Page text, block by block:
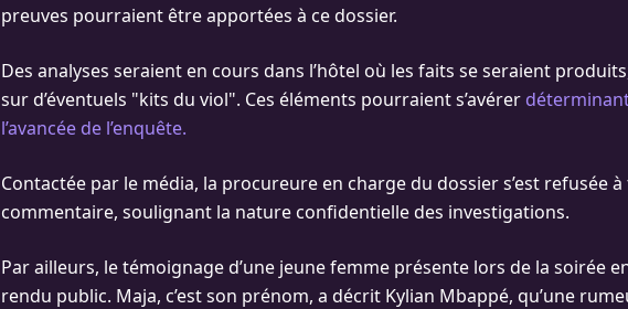
preuves pourraient être apportées à ce dossier.
Des analyses seraient en cours dans l’hôtel où les faits se seraient
sur d’éventuels "kits du viol". Ces éléments pourraient s’avérer
l’avancée de l’enquête.
Contactée par le média, la procureure en charge du dossier s’est refusée
commentaire, soulignant la nature confidentielle des investigations.
Par ailleurs, le témoignage d’une jeune femme présente lors de la soirée
rendu public. Maja, c’est son prénom, a décrit Kylian Mbappé, qu’une